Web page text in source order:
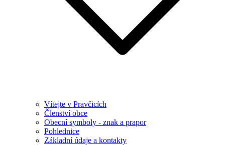
Vítejte v Pravčicích
Členství obce
Obecní symboly - znak a prapor
Pohlednice
Základní údaje a kontakty